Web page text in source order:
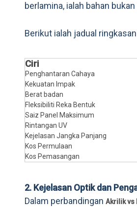
berlamina, ialah bahan
Berikut ialah jadual
Ciri
Penghantaran Cahaya
Kekuatan Impak
Berat badan
Fleksibiliti Reka Bentuk
Saiz Panel Maksimum
Rintangan UV
Kejelasan Jangka Panjang
Kos Permulaan
Kos Pemasangan
2. Kejelasan Optik dan
Dalam perbandingan Akrilik vs